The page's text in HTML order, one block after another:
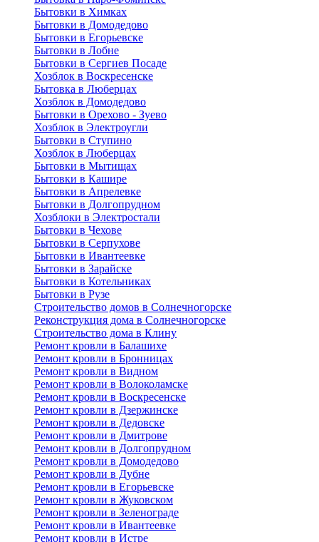
Бытовки в Химках
Бытовки в Домодедово
Бытовки в Егорьевске
Бытовки в Лобне
Бытовки в Сергиев Посаде
Хозблок в Воскресенске
Бытовка в Люберцах
Хозблок в Домодедово
Бытовки в Орехово - Зуево
Хозблок в Электроугли
Бытовки в Ступино
Хозблок в Люберцах
Бытовки в Мытищах
Бытовки в Кашире
Бытовки в Апрелевке
Бытовки в Долгопрудном
Хозблоки в Электростали
Бытовки в Чехове
Бытовки в Серпухове
Бытовки в Ивантеевке
Бытовки в Зарайске
Бытовки в Котельниках
Бытовки в Рузе
Строительство домов в Солнечногорске
Реконструкция дома в Солнечногорске
Строительство дома в Клину
Ремонт кровли в Балашихе
Ремонт кровли в Бронницах
Ремонт кровли в Видном
Ремонт кровли в Волоколамске
Ремонт кровли в Воскресенске
Ремонт кровли в Дзержинске
Ремонт кровли в Дедовске
Ремонт кровли в Дмитрове
Ремонт кровли в Долгопрудном
Ремонт кровли в Домодедово
Ремонт кровли в Дубне
Ремонт кровли в Егорьевске
Ремонт кровли в Жуковском
Ремонт кровли в Зеленограде
Ремонт кровли в Ивантеевке
Ремонт кровли в Истре